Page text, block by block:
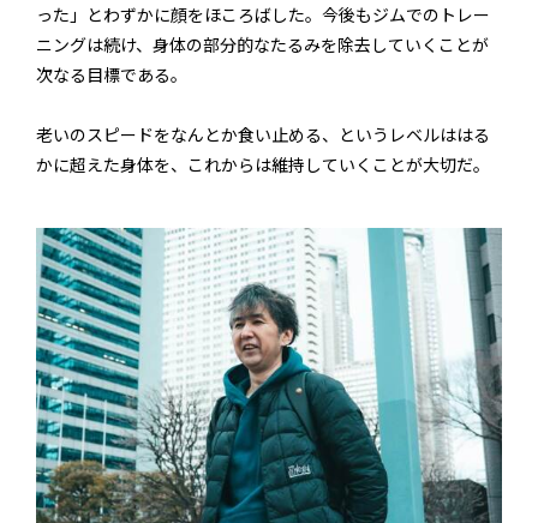
った」とわずかに顔をほころばした。今後もジムでのトレー
ニングは続け、身体の部分的なたるみを除去していくことが
次なる目標である。
老いのスピードをなんとか食い止める、というレベルははる
かに超えた身体を、これからは維持していくことが大切だ。